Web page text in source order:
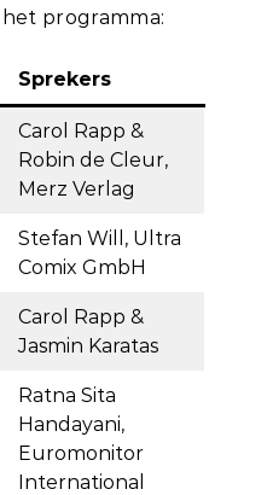
programma:
Sprekers
Carol Rapp &
Robin de Cleur,
Merz Verlag
Stefan Will, Ultra
Comix GmbH
Carol Rapp &
Jasmin Karatas
Ratna Sita
Handayani,
Euromonitor
International